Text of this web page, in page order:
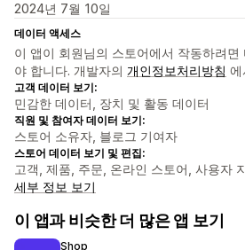
2024년 7월 10일
데이터 액세스
이 앱이 회원님의 스토어에서 작동하려면
야 합니다. 개발자의 개인정보처리방침 에
고객 데이터 보기:
민감한 데이터, 장치 및 활동 데이터
직원 및 참여자 데이터 보기:
스토어 소유자, 블로그 기여자
스토어 데이터 보기 및 편집:
고객, 제품, 주문, 온라인 스토어, 사용자
세부 정보 보기
이 앱과 비슷한 더 많은 앱 보기
Shop